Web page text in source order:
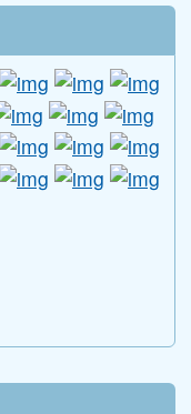
›下一頁
»最後頁
\ \
link to https://link to https://
link to
\
\
\